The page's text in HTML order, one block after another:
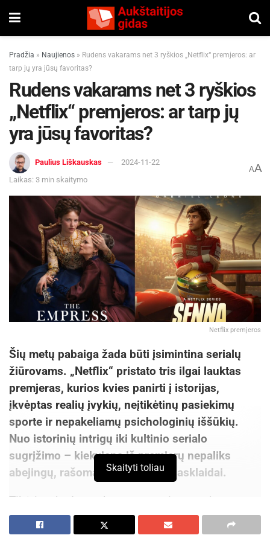
Pradžia » Naujienos » Rudens vakarams net 3 ryškios „Netflix“ premjeros: ar
tarp jų yra jūsų favoritas?
Rudens vakarams net 3 ryškios
„Netflix“ premjeros: ar tarp jų
yra jūsų favoritas?
Paulius Liškauskas
2024-11-22
Laikas: 3 min skaitymo
AA
Netflix premjeros
Šių metų pabaiga žada būti įsimintina serialų
žiūrovams. „Netflix“ pristato tris ilgai lauktas
premjeras, kurios kvies panirti į istorijas,
įkvėptas realių įvykių, neįtikėtinų pasiekimų
sporte ir nepakeliamų psichologinių iššūkių.
Nuo istorinių intrigų iki kultinio serialo
sugrįžimo – kiekviena iš premjerų nepaliks
abejingų, rašoma pranešime žiniasklaidai.
Tikėtina, kad netrukus pamatysime naujus
Lietuvos žiūrovų favoritus. Artėjančios „Netflix“
premjeros – rimtos pretendentės iš šalies
Skaityti toliau